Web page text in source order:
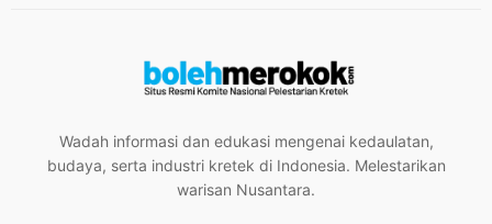
Wadah informasi dan edukasi mengenai kedaulatan,
budaya, serta industri kretek di Indonesia. Melestarikan
warisan Nusantara.